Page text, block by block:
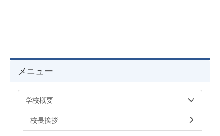
メニュー
学校概要
校長挨拶